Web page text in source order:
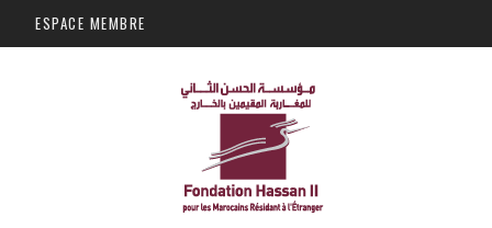
Aller au contenu principal
ESPACE MEMBRE